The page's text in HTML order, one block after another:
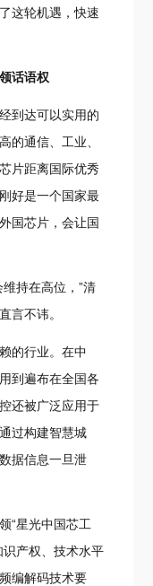
这轮机遇，快速
话语权
到达可以实用的
的通信、工业、
片距离国际优秀
好是一个国家最
国芯片，会让国
持在高位，”清
言不讳。
的行业。在中
到遍布在全国各
还被广泛应用于
过构建智慧城
据信息一旦泄
“星光中国芯工
识产权、技术水平
编解码技术要